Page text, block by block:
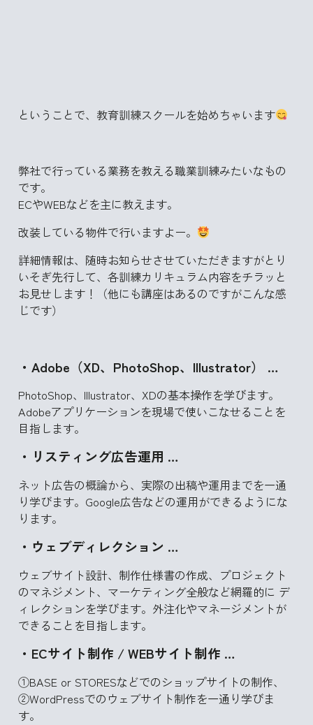
ということで、教育訓練スクールを始めちゃいます
弊社で行っている業務を教える職業訓練みたいなもの
です。
ECやWEBなどを主に教えます。
改装している物件で行いますよー。
詳細情報は、随時お知らせさせていただきますがとり
いそぎ先行して、各訓練カリキュラム内容をチラッと
お見せします！（他にも講座はあるのですがこんな感
じです）
・Adobe（XD、PhotoShop、Illustrator） …
PhotoShop、Illustrator、XDの基本操作を学びます。
Adobeアプリケーションを現場で使いこなせることを
目指します。
・リスティング広告運用 …
ネット広告の概論から、実際の出稿や運用までを一通
り学びます。Google広告などの運用ができるようにな
ります。
・ウェブディレクション …
ウェブサイト設計、制作仕様書の作成、プロジェクト
のマネジメント、マーケティング全般など網羅的に デ
ィレクションを学びます。外注化やマネージメントが
できることを目指します。
・ECサイト制作 / WEBサイト制作 …
①BASE or STORESなどでのショップサイトの制作、
②WordPressでのウェブサイト制作を一通り学びま
す。